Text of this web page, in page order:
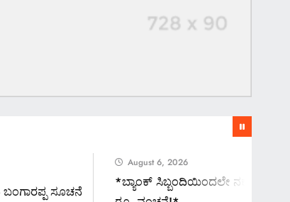
ಸೂಚನೆ
August 6, 2026
*ಬ್ಯಾಂಕ್ ಸಿಬ್ಬಂದಿಯಿಂದಲೇ ನಕಲಿ ಚಿನ್ನ